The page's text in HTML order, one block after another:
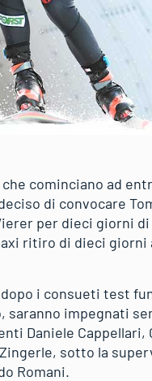
cominciano ad
di convocare
per dieci giorni
ritiro di dieci giorni
i consueti test
saranno impegnati
Daniele Cappellari,
sotto la
Romani.